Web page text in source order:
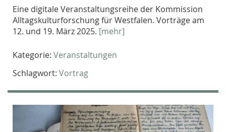
Eine digitale Veranstaltungsreihe der Kommission
Alltagskulturforschung für Westfalen. Vorträge am
12. und 19. März 2025. [mehr]
Kategorie: Veranstaltungen
Schlagwort: Vortrag